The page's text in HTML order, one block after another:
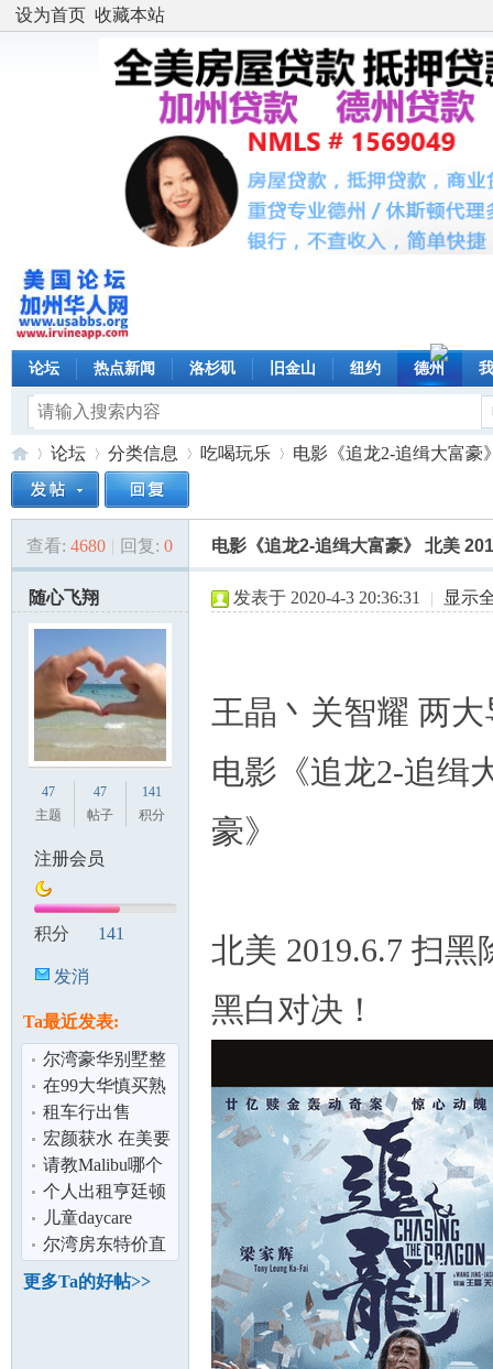
设为首页 收藏本站
论坛 热点新闻 洛杉矶 旧金山 纽约 德州
美»
论坛
›
分类信息 吃喝玩乐
›
电影《追龙2-追缉大富豪
查看: 4680 | 回复: 0 电影《追龙2-追缉大富豪》 北美
随心飞翔
47
主题
47
帖子
141
积分
注册会员
积分 141
发消
Ta最近发表:
尔湾豪华别墅整
租 好学区
在99大华慎买熟
食
租车行出售
宏颜获水 在美要
做半年牢罚款2千
美金
请教Malibu哪个
小学的K-grade比
较好？
个人出租亨廷顿
比奇市高档公寓
两室两浴
儿童daycare
center
尔湾房东特价直
租光谱中心
thevillagethepar
更多Ta的好帖>>
发表于 2020-4-3 20:36:31 | 显示
王晶丶关智耀 两大
电影《追龙2-追缉
豪》
北美 2019.6.7 扫黑
黑白对决！